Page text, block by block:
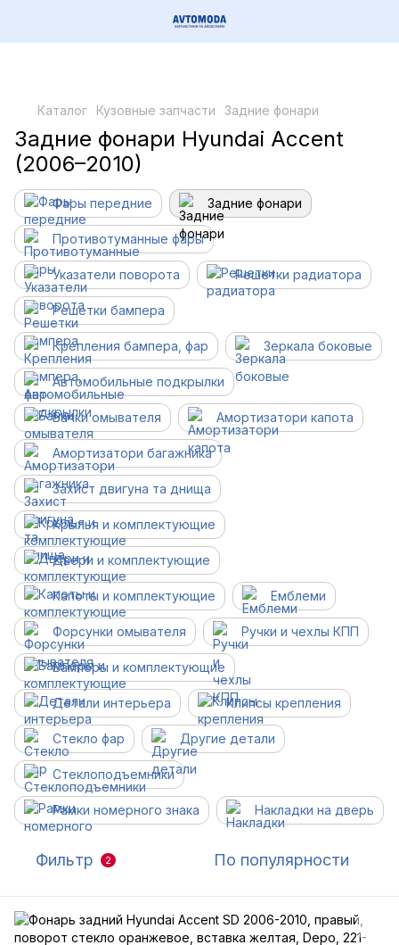
Каталог Кузовные запчасти Задние фонари
Задние фонари Hyundai Accent
(2006–2010)
Фары передние Задние фонари
Противотуманные фары
Указатели поворота Решетки радиатора
Решетки бампера
Крепления бампера, фар Зеркала боковые
Автомобильные подкрылки
Бачки омывателя Амортизатори капота
Амортизатори багажника
Захист двигуна та днища
Крылья и комплектующие
Двери и комплектующие
Капоты и комплектующие Емблеми
Форсунки омывателя Ручки и чехлы КПП
Бамперы и комплектующие
Детали интерьера Клипсы крепления
Стекло фар Другие детали
Cтеклоподъемники
Рамки номерного знака Накладки на дверь
Фильтр 2 По популярности